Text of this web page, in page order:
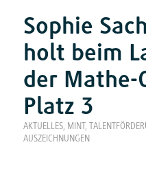
Sophie
holt beim
der Mathe-
Platz 3
AKTUELLES, MINT,
AUSZEICHNUNGEN